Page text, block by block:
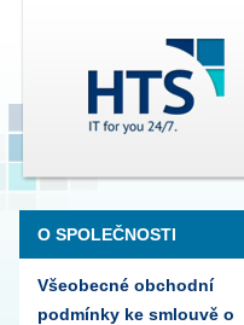
O SPOLEČNOSTI
Všeobecné obchodní
podmínky ke smlouvě o